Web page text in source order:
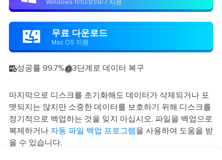
Windows 11/10/8.1/8/7 지원
 무료 다운로드
Mac OS 지원
성공률 99.7%3단계로 데이터 복구
마지막으로 디스크를 초기화해도 데이터가 삭제되거나 포
맷되지는 않지만 소중한 데이터를 보호하기 위해 디스크를
정기적으로 백업하는 것을 잊지 마십시오. 파일을 백업으로
복제하거나 자동 파일 백업 프로그램을 사용하여 도움을 받
을 수 있습니다.